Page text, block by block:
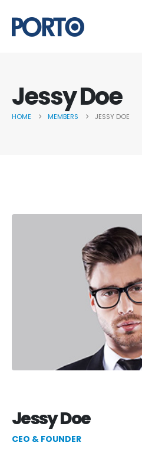
Jessy Doe
HOME MEMBERS JESSY DOE
Jessy Doe
CEO & FOUNDER